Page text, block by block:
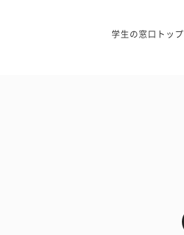
学生の窓口トップ